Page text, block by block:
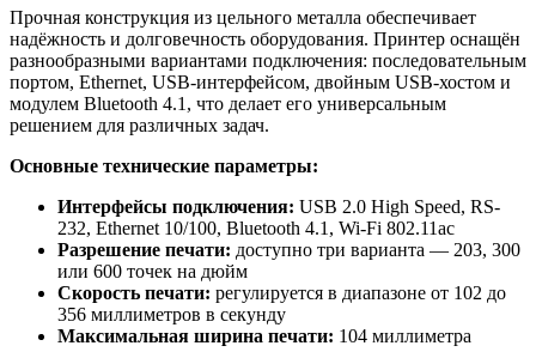
Прочная конструкция из цельного металла обеспечивает
надёжность и долговечность оборудования. Принтер оснащён
разнообразными вариантами подключения: последовательным
портом, Ethernet, USB-интерфейсом, двойным USB-хостом и
модулем Bluetooth 4.1, что делает его универсальным
решением для различных задач.
Основные технические параметры:
Интерфейсы подключения: USB 2.0 High Speed, RS-
232, Ethernet 10/100, Bluetooth 4.1, Wi-Fi 802.11ac
Разрешение печати: доступно три варианта — 203, 300
или 600 точек на дюйм
Скорость печати: регулируется в диапазоне от 102 до
356 миллиметров в секунду
Максимальная ширина печати: 104 миллиметра